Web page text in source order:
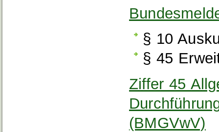
§ 10
§ 45
Ziffer 45
(BMGVwV)